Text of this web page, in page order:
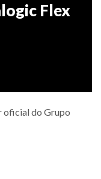
Flex
oficial do Grupo